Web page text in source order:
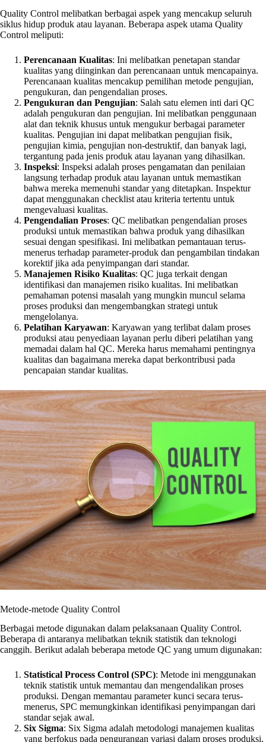
Quality Control melibatkan berbagai aspek yang mencakup seluruh
siklus hidup produk atau layanan. Beberapa aspek utama Quality
Control meliputi:
Perencanaan Kualitas: Ini melibatkan penetapan standar
kualitas yang diinginkan dan perencanaan untuk mencapainya.
Perencanaan kualitas mencakup pemilihan metode pengujian,
pengukuran, dan pengendalian proses.
Pengukuran dan Pengujian: Salah satu elemen inti dari QC
adalah pengukuran dan pengujian. Ini melibatkan penggunaan
alat dan teknik khusus untuk mengukur berbagai parameter
kualitas. Pengujian ini dapat melibatkan pengujian fisik,
pengujian kimia, pengujian non-destruktif, dan banyak lagi,
tergantung pada jenis produk atau layanan yang dihasilkan.
Inspeksi: Inspeksi adalah proses pengamatan dan penilaian
langsung terhadap produk atau layanan untuk memastikan
bahwa mereka memenuhi standar yang ditetapkan. Inspektur
dapat menggunakan checklist atau kriteria tertentu untuk
mengevaluasi kualitas.
Pengendalian Proses: QC melibatkan pengendalian proses
produksi untuk memastikan bahwa produk yang dihasilkan
sesuai dengan spesifikasi. Ini melibatkan pemantauan terus-
menerus terhadap parameter-produk dan pengambilan tindakan
korektif jika ada penyimpangan dari standar.
Manajemen Risiko Kualitas: QC juga terkait dengan
identifikasi dan manajemen risiko kualitas. Ini melibatkan
pemahaman potensi masalah yang mungkin muncul selama
proses produksi dan mengembangkan strategi untuk
mengelolanya.
Pelatihan Karyawan: Karyawan yang terlibat dalam proses
produksi atau penyediaan layanan perlu diberi pelatihan yang
memadai dalam hal QC. Mereka harus memahami pentingnya
kualitas dan bagaimana mereka dapat berkontribusi pada
pencapaian standar kualitas.
Metode-metode Quality Control
Berbagai metode digunakan dalam pelaksanaan Quality Control.
Beberapa di antaranya melibatkan teknik statistik dan teknologi
canggih. Berikut adalah beberapa metode QC yang umum digunakan:
Statistical Process Control (SPC): Metode ini menggunakan
teknik statistik untuk memantau dan mengendalikan proses
produksi. Dengan memantau parameter kunci secara terus-
menerus, SPC memungkinkan identifikasi penyimpangan dari
standar sejak awal.
Six Sigma: Six Sigma adalah metodologi manajemen kualitas
yang berfokus pada pengurangan variasi dalam proses produksi.